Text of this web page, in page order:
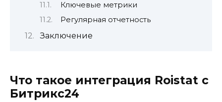
Ключевые метрики
Регулярная отчетность
Заключение
Что такое интеграция Roistat с
Битрикс24